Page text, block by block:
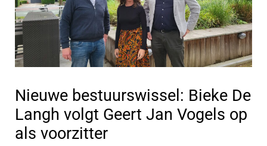
Nieuwe bestuurswissel: Bieke De
Langh volgt Geert Jan Vogels op
als voorzitter